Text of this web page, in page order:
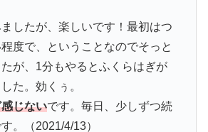
したが、楽しいです！最初はつ
度で、ということなのでそっと
が、1分もやるとふくらはぎが
た。効くぅ。
じないです。毎日、少しずつ続
。（2021/4/13）